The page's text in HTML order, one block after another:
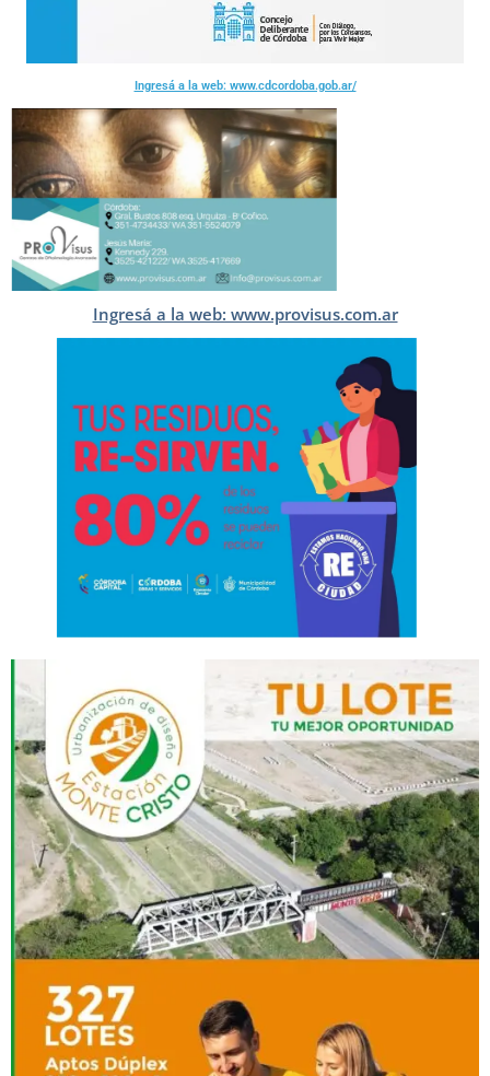
Ingresá a la web: www.cdcordoba.gob.ar/
Ingresá a la web: www.provisus.com.ar